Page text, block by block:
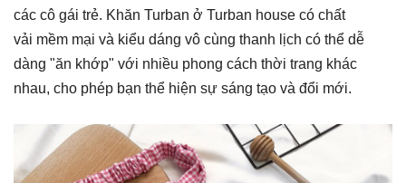
các cô gái trẻ. Khăn Turban ở Turban house có chất
vải mềm mại và kiểu dáng vô cùng thanh lịch có thể dễ
dàng "ăn khớp" với nhiều phong cách thời trang khác
nhau, cho phép bạn thể hiện sự sáng tạo và đổi mới.